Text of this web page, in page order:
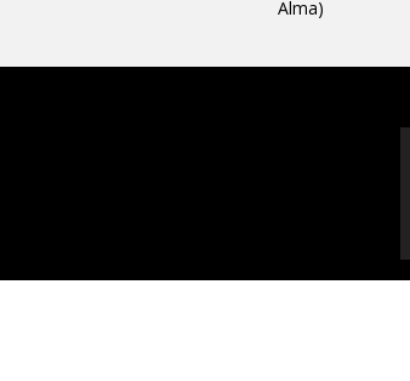
Alma)